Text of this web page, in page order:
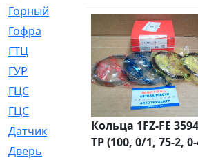
Горный
[1]
Гофра
[86]
ГТЦ
[96]
ГУР
[34]
ГЦC
[6]
ГЦС
[74]
Датчик
[969]
Дверь
[249]
Кольца 1FZ-FE
TP (100, 0/1, 75-2,